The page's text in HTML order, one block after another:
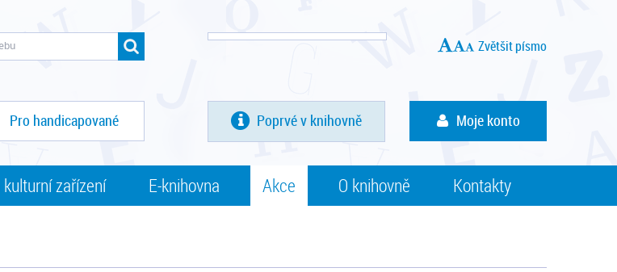
Zvětšit písmo
Pro handicapované Poprvé v knihovně Moje konto
zařízení E-knihovna Akce O knihovně Kontakty